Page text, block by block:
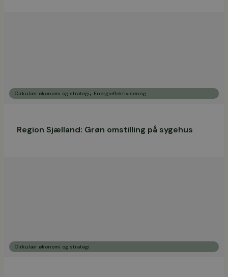
Cirkulær økonomi og strategi, Energieffektivisering
Region Sjælland: Grøn omstilling på sygehus
Cirkulær økonomi og strategi